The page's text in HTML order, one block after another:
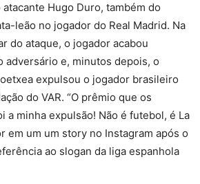
Hugo Duro, também do
leão no jogador do Real Madrid. Na
do ataque, o jogador acabou
adversário e, minutos depois, o
expulsou o jogador brasileiro
do VAR. “O prêmio que os
a minha expulsão! Não é futebol, é La
em um um story no Instagram após o
ao slogan da liga espanhola